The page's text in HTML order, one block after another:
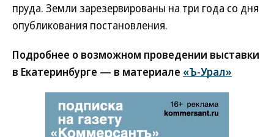
пруда. Земли зарезервированы на три года со дня
опубликования постановления.
Подробнее о возможном проведении выставки
в Екатеринбурге — в материале «Ъ-Урал»